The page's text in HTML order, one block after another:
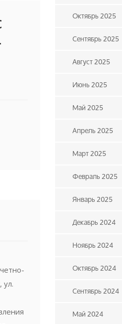
ул.
Октябрь 2025
Сентябрь 2025
Август 2025
Июнь 2025
Май 2025
Апрель 2025
Март 2025
Февраль 2025
Январь 2025
Декабрь 2024
Ноябрь 2024
Октябрь 2024
Сентябрь 2024
Май 2024